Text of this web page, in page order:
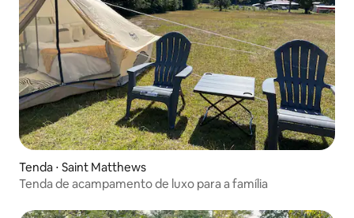
Tenda ⋅ Saint Matthews
Tenda de acampamento de luxo para a família